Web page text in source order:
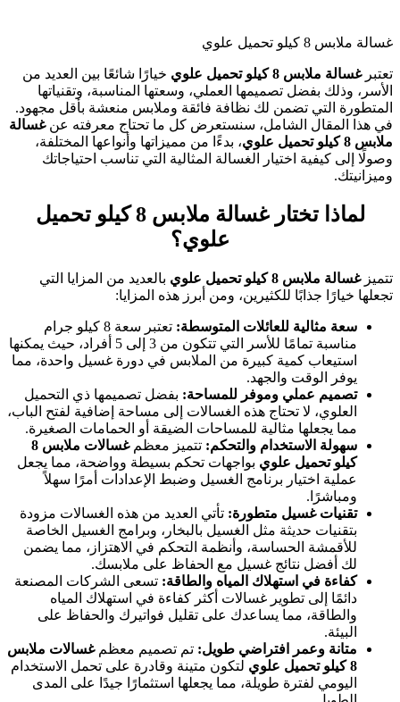
غسالة ملابس 8 كيلو تحميل علوي
تعتبرغسالة ملابس 8 كيلو تحميل علوي
خيارًا شائعًا بين العديد من
الأسر، وذلك بفضل تصميمها العملي، وسعتها المناسبة، وتقنياتها
المتطورة التي تضمن لك نظافة فائقة وملابس منعشة بأقل مجهود.
في هذا المقال الشامل، سنستعرض كل ما تحتاج معرفته عنغسالة
ملابس 8 كيلو تحميل علوي
، بدءًا من مميزاتها وأنواعها المختلفة،
وصولًا إلى كيفية اختيار الغسالة المثالية التي تناسب احتياجاتك
وميزانيتك.
لماذا تختار غسالة ملابس 8 كيلو تحميل
علوي؟
تتميزغسالة ملابس 8 كيلو تحميل علوي
بالعديد من المزايا التي
تجعلها خيارًا جذابًا للكثيرين، ومن أبرز هذه المزايا:
سعة مثالية للعائلات المتوسطة:
تعتبر سعة 8 كيلو جرام
مناسبة تمامًا للأسر التي تتكون من 3 إلى 5 أفراد، حيث يمكنها
استيعاب كمية كبيرة من الملابس في دورة غسيل واحدة، مما
يوفر الوقت والجهد.
تصميم عملي وموفر للمساحة: بفضل تصميمها ذي التحميل
العلوي، لا تحتاج هذه الغسالات إلى مساحة إضافية لفتح الباب،
مما يجعلها مثالية للمساحات الضيقة أو الحمامات الصغيرة.
سهولة الاستخدام والتحكم: تتميز معظم
غسالات ملابس 8
كيلو تحميل علوي بواجهات تحكم بسيطة وواضحة، مما يجعل
عملية اختيار برنامج الغسيل وضبط الإعدادات أمرًا سهلاً
ومباشرًا.
تقنيات غسيل متطورة: تأتي العديد من هذه الغسالات مزودة
بتقنيات حديثة مثل الغسيل بالبخار، وبرامج الغسيل الخاصة
للأقمشة الحساسة، وأنظمة التحكم في الاهتزاز، مما يضمن
لك أفضل نتائج غسيل مع الحفاظ على ملابسك.
كفاءة في استهلاك المياه والطاقة: تسعى الشركات المصنعة
دائمًا إلى تطوير غسالات أكثر كفاءة في استهلاك المياه
والطاقة، مما يساعدك على تقليل فواتيرك والحفاظ على
البيئة.
متانة وعمر افتراضي طويل: تم تصميم معظمغسالات ملابس
8 كيلو تحميل علوي
لتكون متينة وقادرة على تحمل الاستخدام
اليومي لفترة طويلة، مما يجعلها استثمارًا جيدًا على المدى